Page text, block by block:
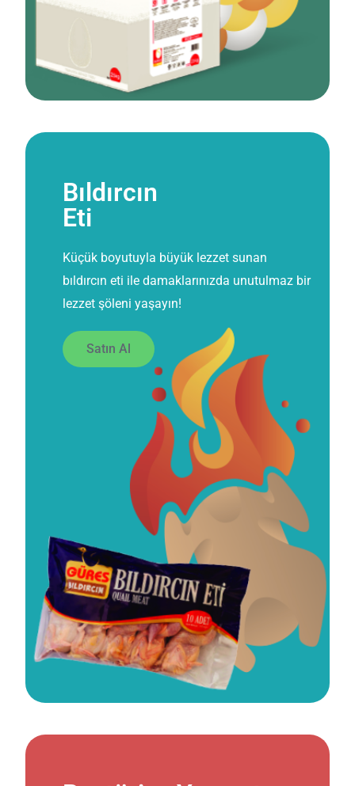
Bıldırcın
Eti
Küçük boyutuyla büyük lezzet sunan
bıldırcın eti ile damaklarınızda unutulmaz bir
lezzet şöleni yaşayın!
Satın Al